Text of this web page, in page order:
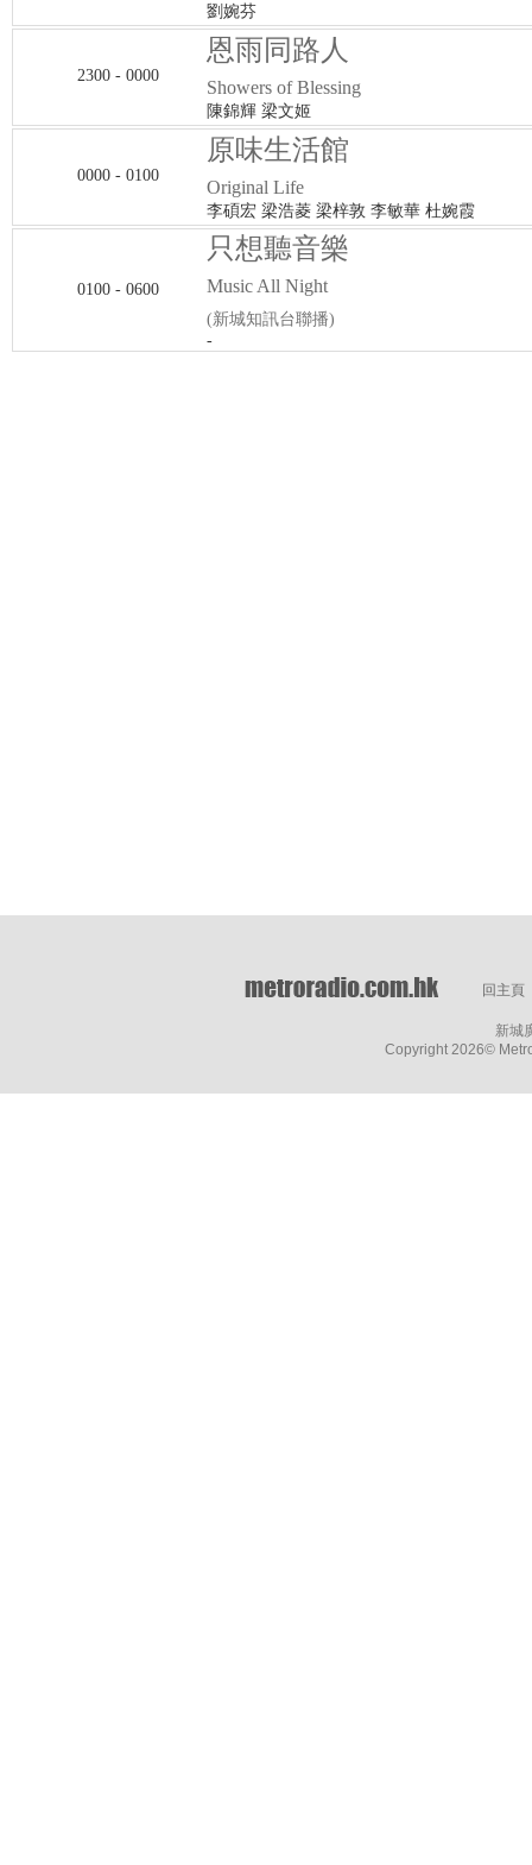
劉婉芬
2300 - 0000
恩雨同路人
Showers of Blessing
陳錦輝 梁文姬
0000 - 0100
原味生活館
Original Life
李碩宏 梁浩菱 梁梓敦 李敏華 杜婉霞
0100 - 0600
只想聽音樂
Music All Night
(新城知訊台聯播)
-
回主頁
新城
Copyright 2026©